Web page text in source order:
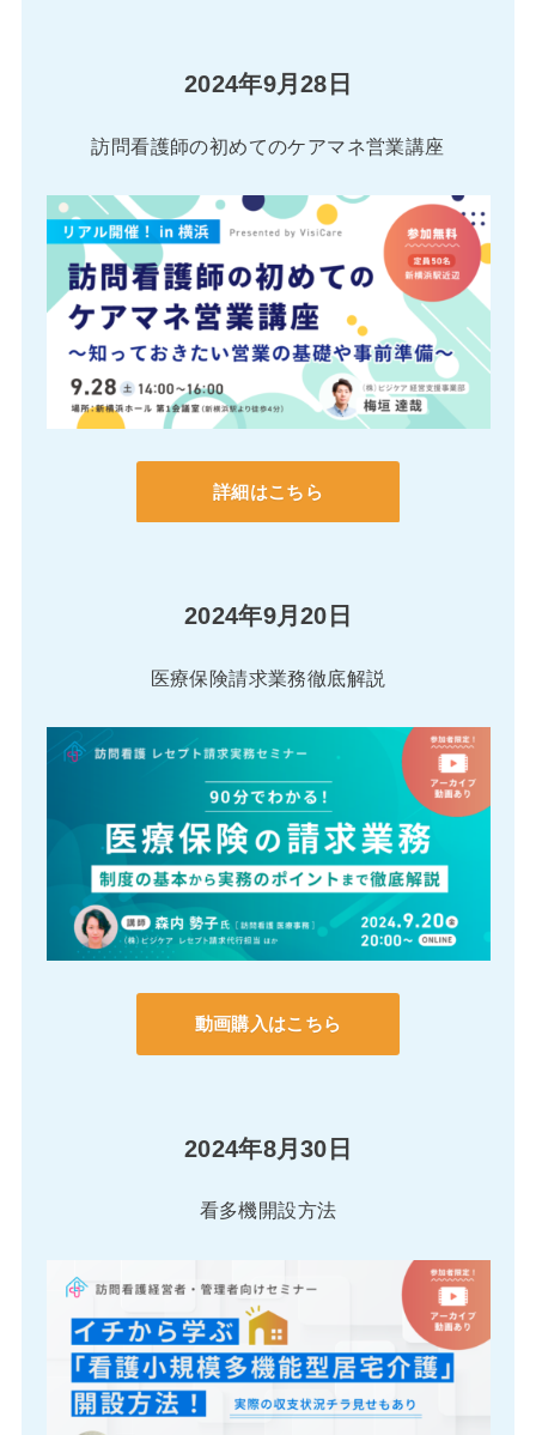
2024年9月28日
訪問看護師の初めてのケアマネ営業講座
詳細はこちら
2024年9月20日
医療保険請求業務徹底解説
動画購入はこちら
2024年8月30日
看多機開設方法